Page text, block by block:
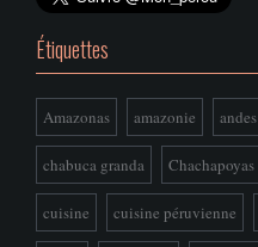
Étiquettes
Amazonas amazonie andes
chabuca granda Chachapoyas
cuisine cuisine péruvienne